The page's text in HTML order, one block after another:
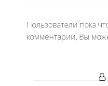
Пользователи пока
комментарии, Вы